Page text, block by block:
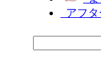
アフ